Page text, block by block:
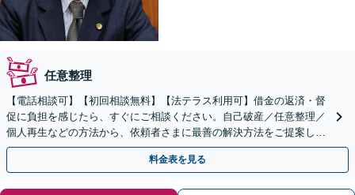
任意整理
【電話相談可】【初回相談無料】【法テラス利用可】借金の返済・督
促に負担を感じたら、すぐにご相談ください。自己破産／任意整理／
個人再生などの方法から、依頼者さまに最善の解決方法をご提案しま
す【時効の援用のご相談も対応】【神戸駅3分】
料金表を見る